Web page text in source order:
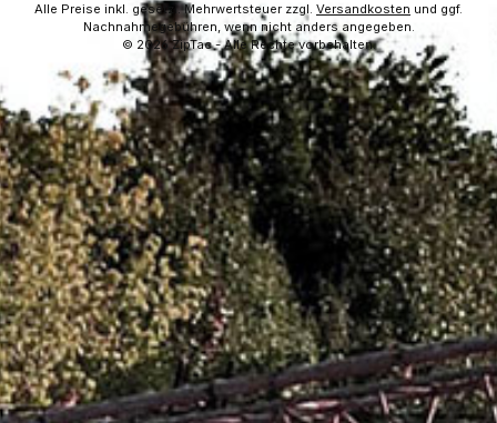
Alle Preise inkl. gesetzl. Mehrwertsteuer zzgl. Versandkosten und ggf.
Nachnahmegebühren, wenn nicht anders angegeben.
© 2026 ZipTac - Alle Rechte vorbehalten.